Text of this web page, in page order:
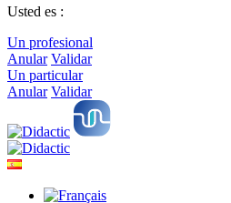
Usted es :
Un profesional
Anular Validar
Un particular
Anular Validar